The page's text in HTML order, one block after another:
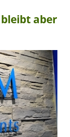
aber